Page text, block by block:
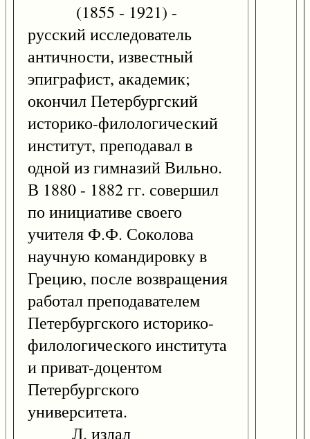
(1855 - 1921) -
русский исследователь
античности, известный
эпиграфист, академик;
окончил Петербургский
историко-филологический
институт, преподавал в
одной из гимназий Вильно.
В 1880 - 1882 гг. совершил
по инициативе своего
учителя Ф.Ф. Соколова
научную командировку в
Грецию, после возвращения
работал преподавателем
Петербургского историко-
филологического института
и приват-доцентом
Петербургского
университета.
Л. издал